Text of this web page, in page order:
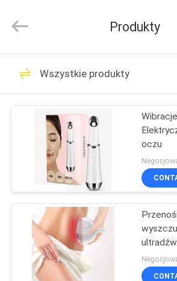
DOM
PRODUKTY
WYCIECZKA
FABRYCE
Ltd..
Developed
Urządzenie do
twarzy do
fotonowej LED
Urządzenia do
pielęgnacji
LED Light
Produkty
Wszystkie produkty
oczu
spalania